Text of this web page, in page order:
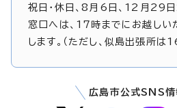
祝日・休日、8月6日、12月29
窓口へは、17時までにお越しい
します。（ただし、似島出張所は
広島市公式SNS情